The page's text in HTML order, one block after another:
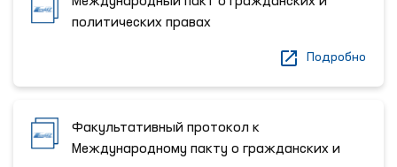
политических правах
Подробно
Факультативный протокол к
Международному пакту о гражданских и